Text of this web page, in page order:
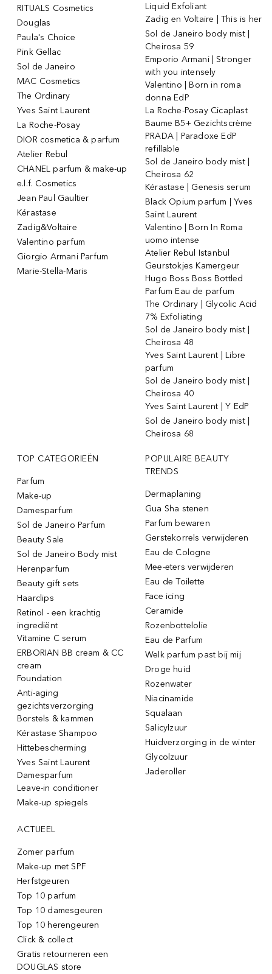
RITUALS Cosmetics
Douglas
Paula's Choice
Pink Gellac
Sol de Janeiro
MAC Cosmetics
The Ordinary
Yves Saint Laurent
La Roche-Posay
DIOR cosmetica & parfum
Atelier Rebul
CHANEL parfum & make-up
e.l.f. Cosmetics
Jean Paul Gaultier
Kérastase
Zadig&Voltaire
Valentino parfum
Giorgio Armani Parfum
Marie-Stella-Maris
Liquid Exfoliant
Zadig en Voltaire | This is her
Sol de Janeiro body mist |
Cheirosa 59
Emporio Armani | Stronger
with you intensely
Valentino | Born in roma
donna EdP
La Roche-Posay Cicaplast
Baume B5+ Gezichtscrème
PRADA | Paradoxe EdP
refillable
Sol de Janeiro body mist |
Cheirosa 62
Kérastase | Genesis serum
Black Opium parfum | Yves
Saint Laurent
Valentino | Born In Roma
uomo intense
Atelier Rebul Istanbul
Geurstokjes Kamergeur
Hugo Boss Boss Bottled
Parfum Eau de parfum
The Ordinary | Glycolic Acid
7% Exfoliating
Sol de Janeiro body mist |
Cheirosa 48
Yves Saint Laurent | Libre
parfum
Sol de Janeiro body mist |
Cheirosa 40
Yves Saint Laurent | Y EdP
Sol de Janeiro body mist |
Cheirosa 68
TOP CATEGORIEËN
Parfum
Make-up
Damesparfum
Sol de Janeiro Parfum
Beauty Sale
Sol de Janeiro Body mist
Herenparfum
Beauty gift sets
Haarclips
Retinol - een krachtig
ingrediënt
Vitamine C serum
ERBORIAN BB cream & CC
cream
Foundation
Anti-aging
gezichtsverzorging
Borstels & kammen
Kérastase Shampoo
Hittebescherming
Yves Saint Laurent
Damesparfum
Leave-in conditioner
Make-up spiegels
POPULAIRE BEAUTY
TRENDS
Dermaplaning
Gua Sha stenen
Parfum bewaren
Gerstekorrels verwijderen
Eau de Cologne
Mee-eters verwijderen
Eau de Toilette
Face icing
Ceramide
Rozenbottelolie
Eau de Parfum
Welk parfum past bij mij
Droge huid
Rozenwater
Niacinamide
Squalaan
Salicylzuur
Huidverzorging in de winter
Glycolzuur
Jaderoller
ACTUEEL
Zomer parfum
Make-up met SPF
Herfstgeuren
Top 10 parfum
Top 10 damesgeuren
Top 10 herengeuren
Click & collect
Gratis retourneren een
DOUGLAS store